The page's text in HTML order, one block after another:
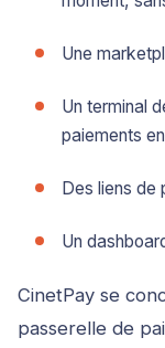
Une
Un terminal
paiements
Des liens de
Un
CinetPay se
passerelle de